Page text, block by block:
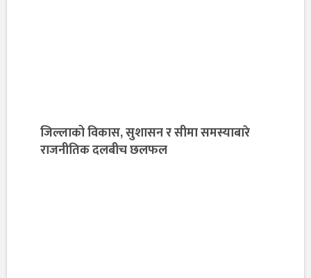
जिल्लाको विकास, सुशासन र सीमा समस्याबारे
राजनीतिक दलबीच छलफल